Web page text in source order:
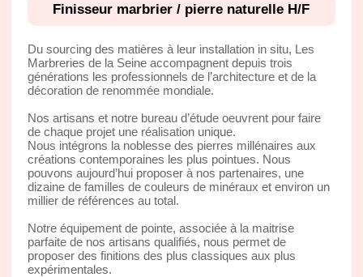
Finisseur marbrier / pierre naturelle H/F
Du sourcing des matières à leur installation in situ, Les
Marbreries de la Seine accompagnent depuis trois
générations les professionnels de l’architecture et de la
décoration de renommée mondiale.
Nos artisans et notre bureau d’étude oeuvrent pour faire
de chaque projet une réalisation unique.
Nous intégrons la noblesse des pierres millénaires aux
créations contemporaines les plus pointues. Nous
pouvons aujourd’hui proposer à nos partenaires, une
dizaine de familles de couleurs de minéraux et environ un
millier de références au total.
Notre équipement de pointe, associée à la maitrise
parfaite de nos artisans qualifiés, nous permet de
proposer des finitions des plus classiques aux plus
expérimentales.